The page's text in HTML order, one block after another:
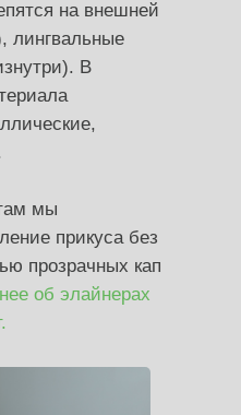
на внешней
лингвальные
В
мы
прикуса без
прозрачных кап
об элайнерах